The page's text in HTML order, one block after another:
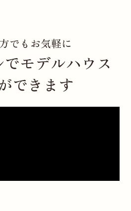
でもお気軽に
モデルハウス
できます